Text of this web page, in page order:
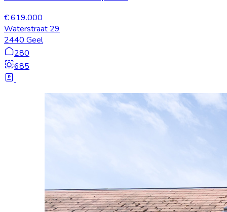
€ 619.000
Waterstraat 29
2440 Geel
280
685